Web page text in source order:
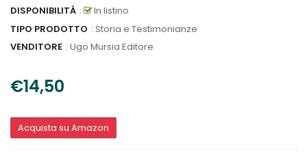
DISPONIBILITÀ :
In listino
TIPO PRODOTTO : Storia e Testimonianze
VENDITORE : Ugo Mursia Editore
€14,50
Acquista su Amazon